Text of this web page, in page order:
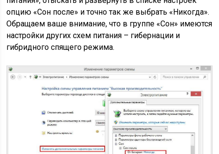
опцию «Сон после» и точно так же выбрать «Никогда».
Обращаем ваше внимание, что в группе «Сон» имеются
настройки других схем питания – гибернации и
гибридного спящего режима.